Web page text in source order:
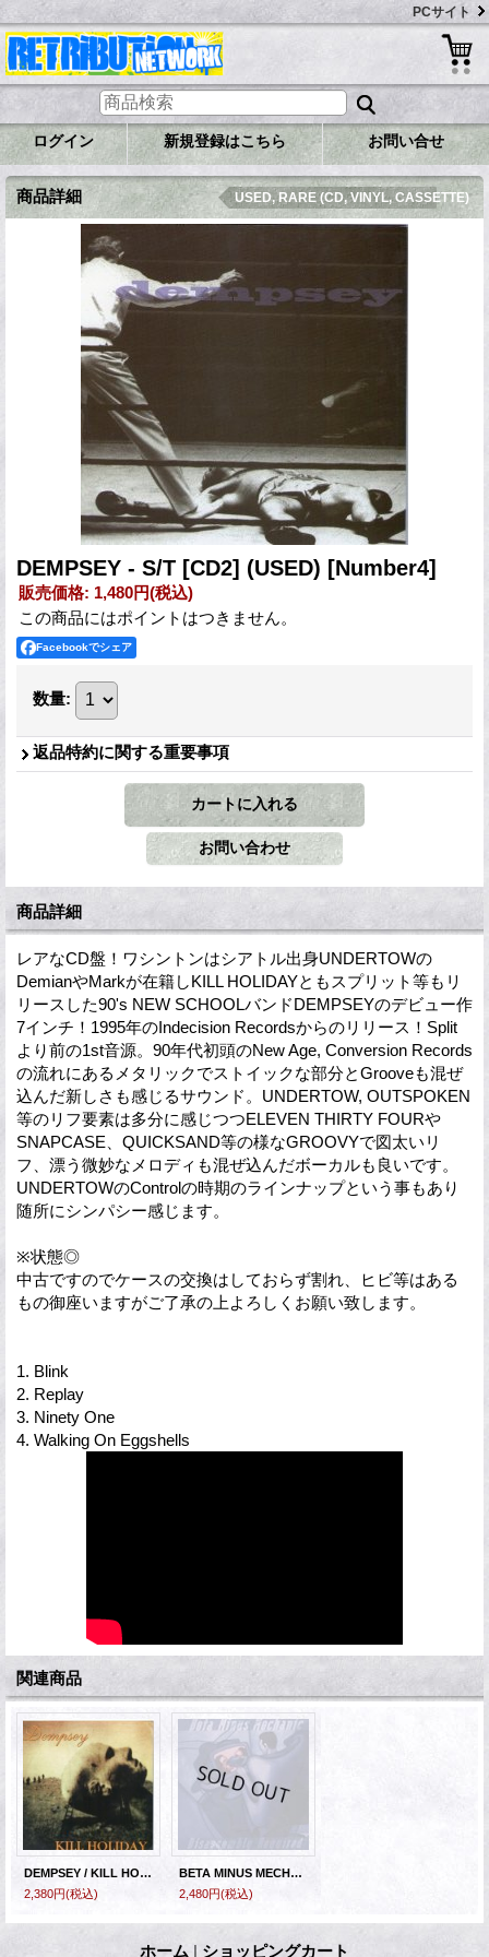
PCサイト
ログイン 新規登録はこちら お問い合せ
商品詳細 USED, RARE (CD, VINYL, CASSETTE)
DEMPSEY - S/T [CD2] (USED) [Number4]
販売価格: 1,480円(税込)
この商品にはポイントはつきません。
Facebookでシェア
数量:
返品特約に関する重要事項
商品詳細
レアなCD盤！ワシントンはシアトル出身UNDERTOWの
DemianやMarkが在籍しKILL HOLIDAYともスプリット等もリ
リースした90's NEW SCHOOLバンドDEMPSEYのデビュー作
7インチ！1995年のIndecision Recordsからのリリース！Split
より前の1st音源。90年代初頭のNew Age, Conversion Records
の流れにあるメタリックでストイックな部分とGrooveも混ぜ
込んだ新しさも感じるサウンド。UNDERTOW, OUTSPOKEN
等のリフ要素は多分に感じつつELEVEN THIRTY FOURや
SNAPCASE、QUICKSAND等の様なGROOVYで図太いリ
フ、漂う微妙なメロディも混ぜ込んだボーカルも良いです。
UNDERTOWのControlの時期のラインナップという事もあり
随所にシンパシー感じます。
※状態◎
中古ですのでケースの交換はしておらず割れ、ヒビ等はある
もの御座いますがご了承の上よろしくお願い致します。
1. Blink
2. Replay
3. Ninety One
4. Walking On Eggshells
関連商品
DEMPSEY / KILL HOLIDAY - Split [CD]
2,380円(税込)
BETA MINUS MECHANIC - Disassembly Required [CD]
2,480円(税込)
ホーム | ショッピングカート